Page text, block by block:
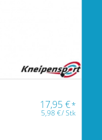
17,95€*
5,98€/Stk